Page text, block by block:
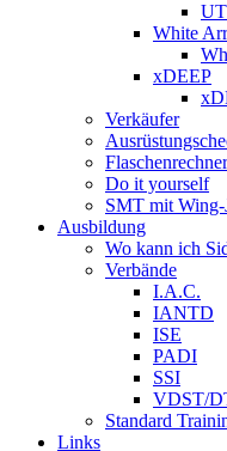
White
xDEEP
Verkäufer
Flaschenrechner
Do it yourself
SMT mit Wing-
Ausbildung
Wo kann ich
Verbände
I.A.C.
IANTD
ISE
PADI
SSI
VDST/
Standard
Links